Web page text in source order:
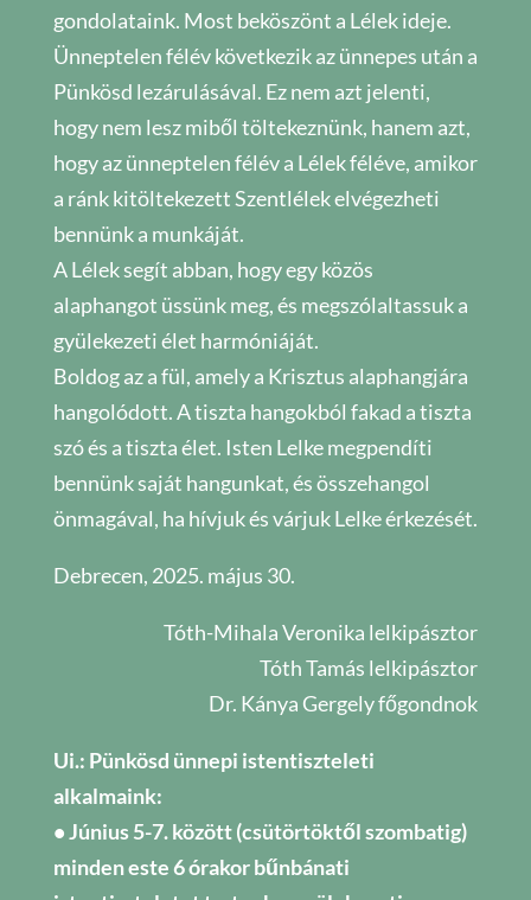
gondolataink. Most beköszönt a Lélek ideje.
Ünneptelen félév következik az ünnepes után a
Pünkösd lezárulásával. Ez nem azt jelenti,
hogy nem lesz miből töltekeznünk, hanem azt,
hogy az ünneptelen félév a Lélek féléve, amikor
a ránk kitöltekezett Szentlélek elvégezheti
bennünk a munkáját.
A Lélek segít abban, hogy egy közös
alaphangot üssünk meg, és megszólaltassuk a
gyülekezeti élet harmóniáját.
Boldog az a fül, amely a Krisztus alaphangjára
hangolódott. A tiszta hangokból fakad a tiszta
szó és a tiszta élet. Isten Lelke megpendíti
bennünk saját hangunkat, és összehangol
önmagával, ha hívjuk és várjuk Lelke érkezését.
Debrecen, 2025. május 30.
Tóth-Mihala Veronika lelkipásztor
Tóth Tamás lelkipásztor
Dr. Kánya Gergely főgondnok
Ui.: Pünkösd ünnepi istentiszteleti
alkalmaink:
• Június 5-7. között (csütörtöktől szombatig)
minden este 6 órakor bűnbánati